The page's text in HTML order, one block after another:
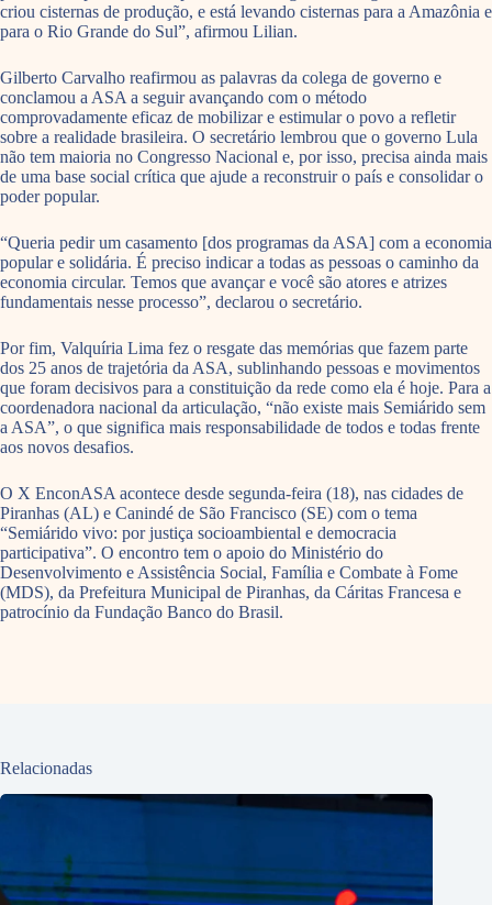
criou cisternas de produção, e está levando cisternas para a Amazônia e
para o Rio Grande do Sul”, afirmou Lilian.
Gilberto Carvalho reafirmou as palavras da colega de governo e
conclamou a ASA a seguir avançando com o método
comprovadamente eficaz de mobilizar e estimular o povo a refletir
sobre a realidade brasileira. O secretário lembrou que o governo Lula
não tem maioria no Congresso Nacional e, por isso, precisa ainda mais
de uma base social crítica que ajude a reconstruir o país e consolidar o
poder popular.
“Queria pedir um casamento [dos programas da ASA] com a economia
popular e solidária. É preciso indicar a todas as pessoas o caminho da
economia circular. Temos que avançar e você são atores e atrizes
fundamentais nesse processo”, declarou o secretário.
Por fim, Valquíria Lima fez o resgate das memórias que fazem parte
dos 25 anos de trajetória da ASA, sublinhando pessoas e movimentos
que foram decisivos para a constituição da rede como ela é hoje. Para a
coordenadora nacional da articulação, “não existe mais Semiárido sem
a ASA”, o que significa mais responsabilidade de todos e todas frente
aos novos desafios.
O X EnconASA acontece desde segunda-feira (18), nas cidades de
Piranhas (AL) e Canindé de São Francisco (SE) com o tema
“Semiárido vivo: por justiça socioambiental e democracia
participativa”. O encontro tem o apoio do Ministério do
Desenvolvimento e Assistência Social, Família e Combate à Fome
(MDS), da Prefeitura Municipal de Piranhas, da Cáritas Francesa e
patrocínio da Fundação Banco do Brasil.
Relacionadas